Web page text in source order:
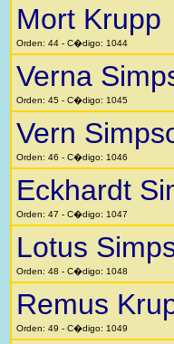
Mort Krupp
Orden: 44 - C�digo: 1044
Verna
Orden: 45 - C�digo: 1045
Vern
Orden: 46 - C�digo: 1046
Eckhardt
Orden: 47 - C�digo: 1047
Lotus
Orden: 48 - C�digo: 1048
Remus
Orden: 49 - C�digo: 1049